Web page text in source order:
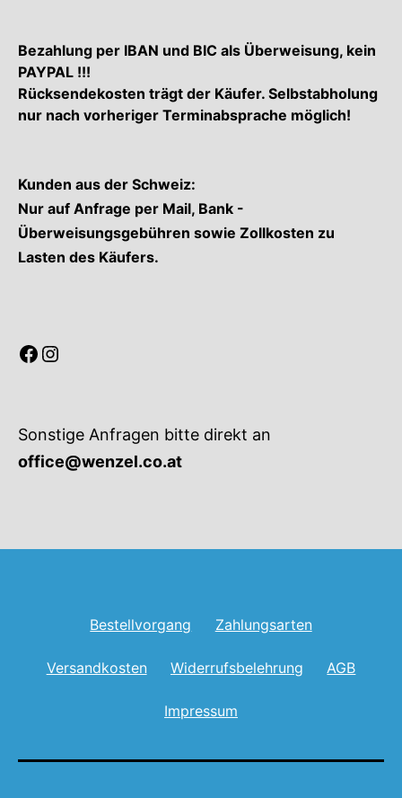
Bezahlung per IBAN und BIC als Überweisung, kein
PAYPAL !!!
Rücksendekosten trägt der Käufer. Selbstabholung
nur nach vorheriger Terminabsprache möglich!
Kunden aus der Schweiz:
Nur auf Anfrage per Mail, Bank -
Überweisungsgebühren sowie Zollkosten zu
Lasten des Käufers.
Facebook
Sonstige Anfragen bitte direkt an
office@wenzel.co.at
Bestellvorgang Zahlungsarten
Versandkosten Widerrufsbelehrung AGB
Impressum